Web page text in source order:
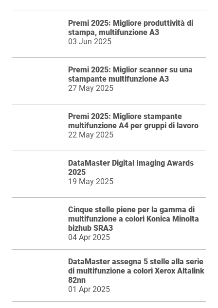
Premi 2025: Migliore produttività di
stampa, multifunzione A3
03 Jun 2025
Premi 2025: Miglior scanner su una
stampante multifunzione A3
27 May 2025
Premi 2025: Migliore stampante
multifunzione A4 per gruppi di lavoro
22 May 2025
DataMaster Digital Imaging Awards
2025
19 May 2025
Cinque stelle piene per la gamma di
multifunzione a colori Konica Minolta
bizhub SRA3
04 Apr 2025
DataMaster assegna 5 stelle alla serie
di multifunzione a colori Xerox Altalink
82nn
01 Apr 2025